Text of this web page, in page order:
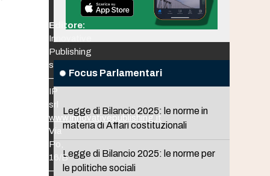
Focus Parlamentari
Legge di Bilancio 2025: le norme in
materia di Affari costituzionali
Legge di Bilancio 2025: le norme per
le politiche sociali
Editore:
Innovative
Publishing
srl
–
IP
srl
www.innovativepublishing.it
Via
Po,
16/B
–